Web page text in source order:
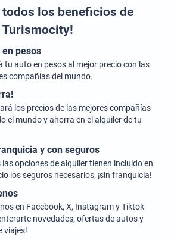
todos los beneficios de
Turismocity!
en pesos
tu auto en pesos al mejor precio con las
compañías del mundo.
los precios de las mejores compañías
el mundo y ahorra en el alquiler de tu
y con seguros
las opciones de alquiler tienen incluido en
los seguros necesarios, ¡sin franquicia!
en Facebook, X, Instagram y Tiktok
novedades, ofertas de autos y
viajes!